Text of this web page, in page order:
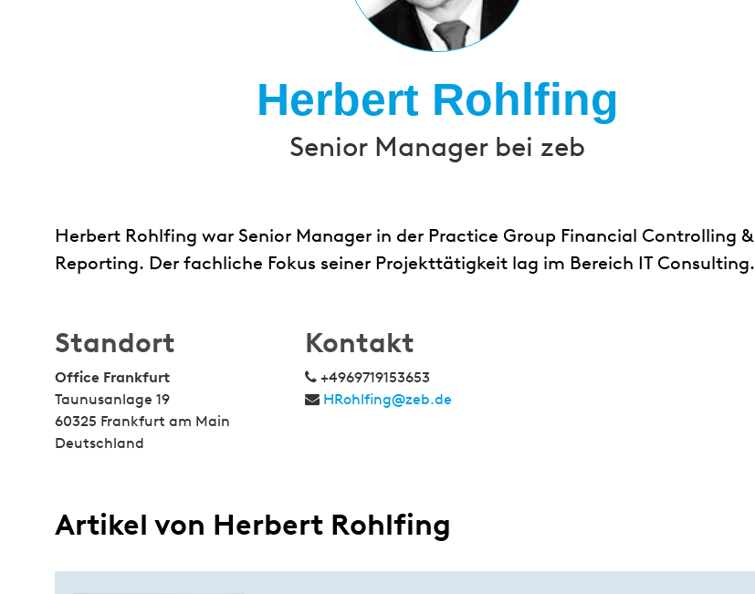
Herbert Rohlfing
Senior Manager bei zeb
Herbert Rohlfing war Senior Manager in der Practice Group Financial Controlling &
Reporting. Der fachliche Fokus seiner Projekttätigkeit lag im Bereich IT Consulting.
Standort
Office Frankfurt
Taunusanlage 19
60325 Frankfurt am Main
Deutschland
Kontakt
+4969719153653
HRohlfing@zeb.de
Artikel von Herbert Rohlfing